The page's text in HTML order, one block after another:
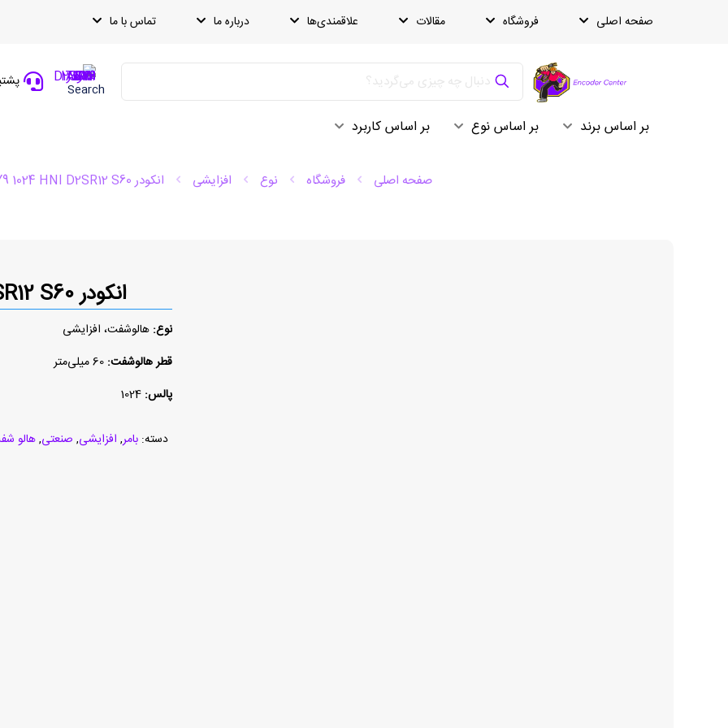
صفحه اصلی فروشگاه مقالات علاقمندی‌ها درباره ما تماس با ما
Search
بر اساس برند بر اساس نوع بر اساس کاربرد
صفحه اصلی فروشگاه نوع افزایشی انکودر ITD70 A4Y9 1024 HNI D2SR12 S60
انکودر ITD70 A4Y9 1024 HNI D2SR12 S60
نوع: هالوشفت، افزایشی
قطر هالوشفت:
پالس:
دسته: بامر, افزایشی, صنعتی,هالو